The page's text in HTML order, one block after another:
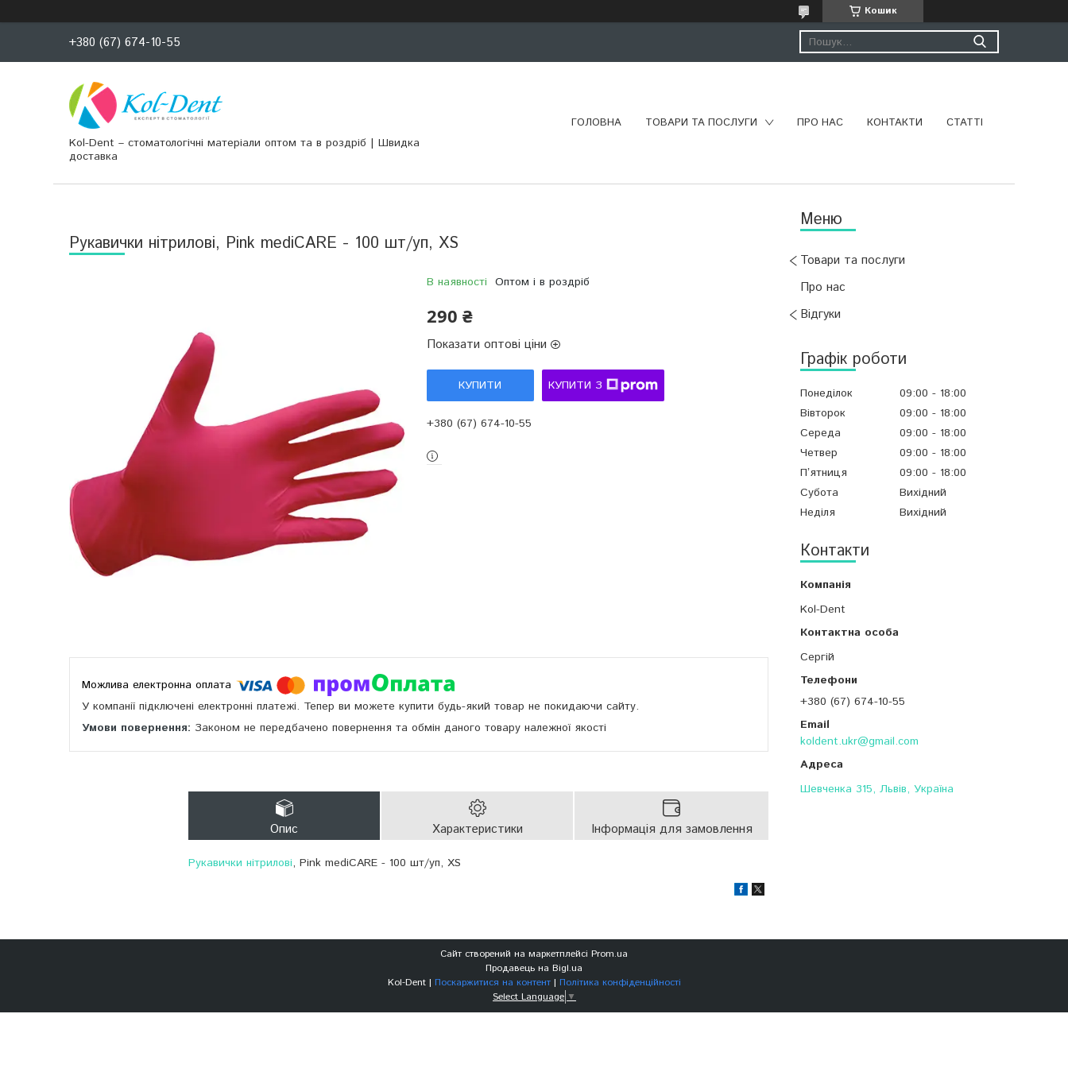
Кошик
+380 (67) 674-10-55
Kol-Dent – ​​стоматологічні матеріали оптом та в роздріб | Швидка
доставка
ГОЛОВНА ТОВАРИ ТА ПОСЛУГИ ПРО НАС КОНТАКТИ СТАТТІ
Товари та послуги
Про нас
Відгуки
Графік роботи
Понеділок 09:00
18:00
Вівторок
09:00
18:00
Середа
09:00
18:00
Четвер
09:00
18:00
Пʼятниця
09:00
18:00
Субота
Вихідний
Неділя
Вихідний
Контакти
Kol-Dent
Сергій
+380 (67) 674-10-55
koldent.ukr@gmail.com
Шевченка 315, Львів, Україна
Рукавички нітрилові, Pink mediCARE - 100 шт/уп, XS
В наявності Оптом і в роздріб
290 ₴
Показати оптові ціни
КУПИТИ КУПИТИ З
+380 (67) 674-10-55
У компанії підключені електронні платежі. Тепер ви можете купити будь-який товар не покидаючи сайту.
Законом не передбачено повернення та обмін даного товару належної якості
Опис Характеристики Інформація для замовлення
Рукавички нітрилові, Pink mediCARE - 100 шт/уп, XS
Сайт створений на маркетплейсі Prom.ua
Продавець на Bigl.ua
Kol-Dent | Поскаржитися на контент | Політика конфіденційності
Select Language ▼